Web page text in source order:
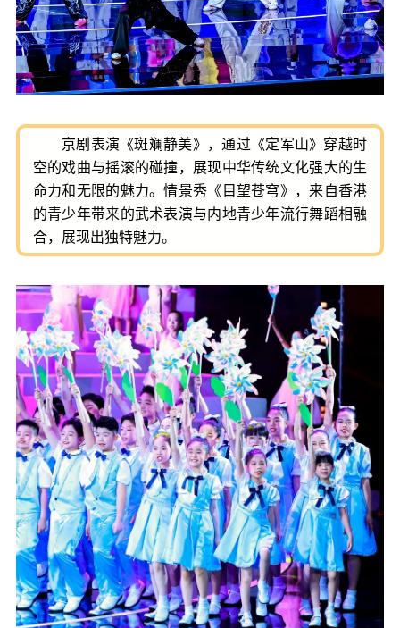
京剧表演《斑斓静美》，通过《定军山》穿越时
空的戏曲与摇滚的碰撞，展现中华传统文化强大的生
命力和无限的魅力。情景秀《目望苍穹》，来自香港
的青少年带来的武术表演与内地青少年流行舞蹈相融
合，展现出独特魅力。